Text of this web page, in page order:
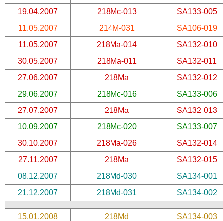
19.04.2007
218Mc-013
SA133-005
11.05.2007
214M-031
SA106-019
11.05.2007
218Ma-014
SA132-010
30.05.2007
218Ma-011
SA132-011
27.06.2007
218Ma
SA132-012
29.06.2007
218Mc-016
SA133-006
27.07.2007
218Ma
SA132-013
10.09.2007
218Mc-020
SA133-007
30.10.2007
218Ma-026
SA132-014
27.11.2007
218Ma
SA132-015
08.12.2007
218Md-030
SA134-001
21.12.2007
218Md-031 SA134-002
15.01.2008 218Md
SA134-003